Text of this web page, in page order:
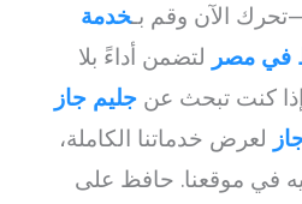
الآن وقم بـخدمة
في مصر لتضمن أداءً بلا
كنت تبحث عنجليم جاز
لعرض خدماتنا الكاملة،
في موقعنا. حافظ على